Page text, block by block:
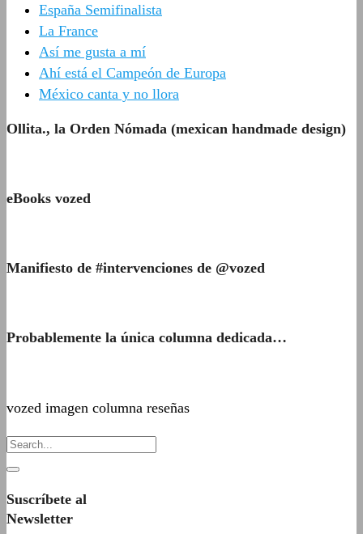
España Semifinalista
La France
Así me gusta a mí
Ahí está el Campeón de Europa
México canta y no llora
Ollita., la Orden Nómada (mexican handmade design)
eBooks vozed
Manifiesto de #intervenciones de @vozed
Probablemente la única columna dedicada…
vozed imagen columna reseñas
Suscríbete al
Newsletter